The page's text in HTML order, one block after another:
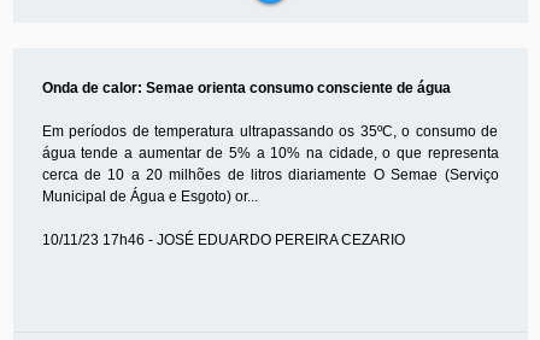
Onda de calor: Semae orienta consumo consciente de água
Em períodos de temperatura ultrapassando os 35ºC, o consumo de
água tende a aumentar de 5% a 10% na cidade, o que representa
cerca de 10 a 20 milhões de litros diariamente O Semae (Serviço
Municipal de Água e Esgoto) or...
10/11/23 17h46 - JOSÉ EDUARDO PEREIRA CEZARIO